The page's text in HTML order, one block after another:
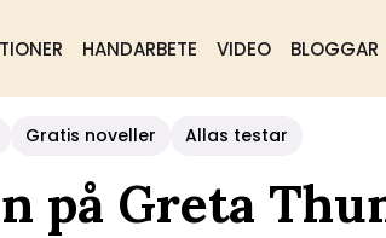
HANDARBETE VIDEO BLOGGAR
Gratis noveller Allas testar
på Greta